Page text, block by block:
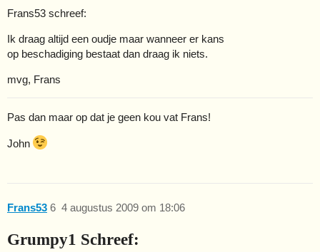
Frans53 schreef:
Ik draag altijd een oudje maar wanneer er kans
op beschadiging bestaat dan draag ik niets.
mvg, Frans
Pas dan maar op dat je geen kou vat Frans!
John
Frans53 4 augustus 2009 om 18:06
6
Grumpy1 Schreef: